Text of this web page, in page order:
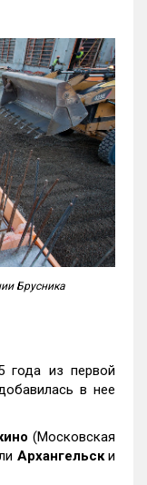
Брусника
года из первой
в нее
(Московская
Архангельски